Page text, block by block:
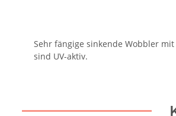
Sehr fängige sinkende Wobbler
sind UV-aktiv.